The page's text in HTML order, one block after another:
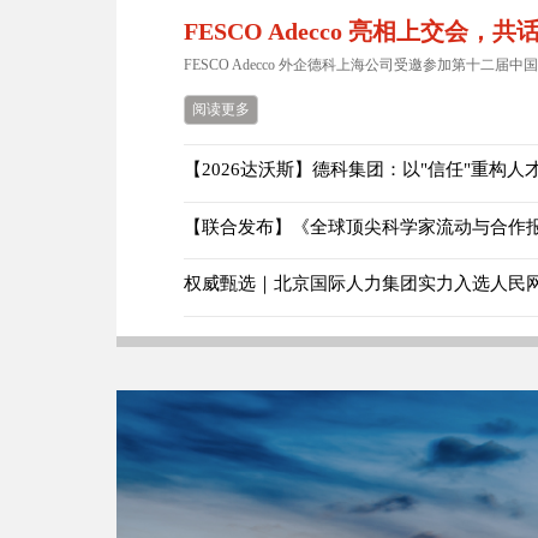
FESCO Adecco 亮相上交会，共
FESCO Adecco 外企德科上海公司受邀参加第十二届中
阅读更多
【联合发布】《全球顶尖科学家流动与合作
权威甄选｜北京国际人力集团实力入选人民